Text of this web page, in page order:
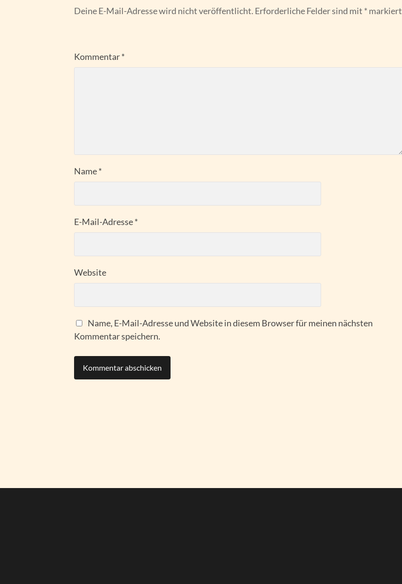
Deine E-Mail-Adresse wird nicht veröffentlicht. Erforderliche Felder sind mit * markiert
Kommentar*
Name*
E-Mail-Adresse*
Website
Name, E-Mail-Adresse und Website in diesem Browser für meinen nächsten
Kommentar speichern.